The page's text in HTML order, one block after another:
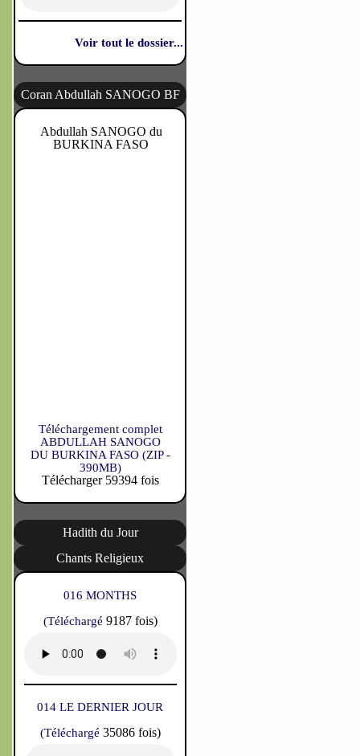
Voir tout le dossier...
Coran Abdullah SANOGO BF
Abdullah SANOGO du
BURKINA FASO
Téléchargement complet
ABDULLAH SANOGO
DU BURKINA FASO (ZIP -
390MB)
Télécharger 59394 fois
Hadith du Jour
Chants Religieux
016 MONTHS
(Téléchargé 9187 fois)
014 LE DERNIER JOUR
(Téléchargé 35086 fois)